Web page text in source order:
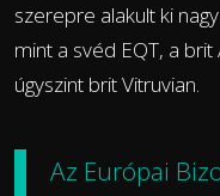
szerepre alakult ki
mint a svéd EQT, a
úgyszint brit Vitruvian.
Az Európai